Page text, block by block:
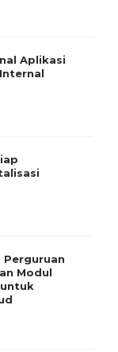
Aplikasi
Perguruan
Modul